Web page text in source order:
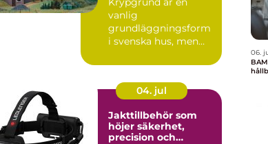
vanlig
grundläggningsform
i svenska hus, men
uts...
04. jul
Jakttillbehör som
höjer säkerhet,
precision och
06.